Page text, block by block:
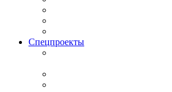
Спецпроекты